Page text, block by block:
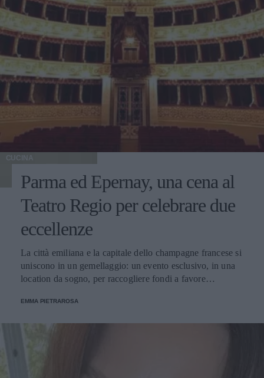
CUCINA
Parma ed Epernay, una cena al
Teatro Regio per celebrare due
eccellenze
La città emiliana e la capitale dello champagne francese si
uniscono in un gemellaggio: un evento esclusivo, in una
location da sogno, per raccogliere fondi a favore
EMMA PIETRAROSA